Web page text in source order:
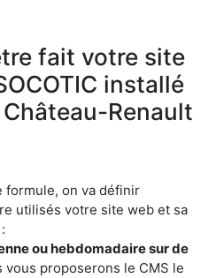
fait votre site
installé
Renault
formule, on va définir
utilisés votre site web et sa
ou hebdomadaire sur de
vous proposerons le CMS le